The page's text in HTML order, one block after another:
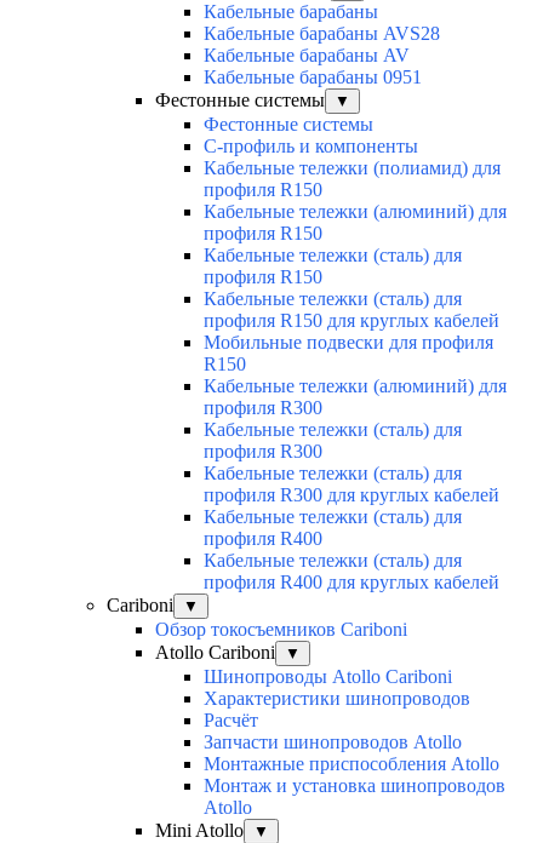
Кабельные барабаны
Кабельные барабаны AVS28
Кабельные барабаны AV
Кабельные барабаны 0951
Фестонные системы
▼
Фестонные системы
С-профиль и компоненты
Кабельные тележки (полиамид) для
профиля R150
Кабельные тележки (алюминий) для
профиля R150
Кабельные тележки (сталь) для
профиля R150
Кабельные тележки (сталь) для
профиля R150 для круглых кабелей
Мобильные подвески для профиля
R150
Кабельные тележки (алюминий) для
профиля R300
Кабельные тележки (сталь) для
профиля R300
Кабельные тележки (сталь) для
профиля R300 для круглых кабелей
Кабельные тележки (сталь) для
профиля R400
Кабельные тележки (сталь) для
профиля R400 для круглых кабелей
Cariboni
▼
Обзор токосъемников Cariboni
Atollo Cariboni
▼
Шинопроводы Atollo Cariboni
Характеристики шинопроводов
Расчёт
Запчасти шинопроводов Atollo
Монтажные приспособления Atollo
Монтаж и установка шинопроводов
Atollo
Mini Atollo
▼